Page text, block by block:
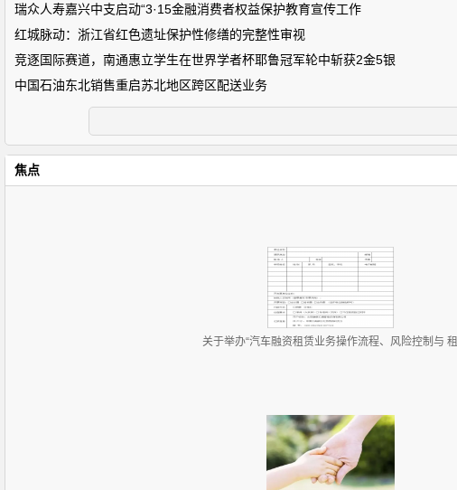
瑞众人寿嘉兴中支启动“3·15金融消费者权益保护教育宣传工作
红城脉动：浙江省红色遗址保护性修缮的完整性审视
竞逐国际赛道，南通惠立学生在世界学者杯耶鲁冠军轮中斩获2金5银
中国石油东北销售重启苏北地区跨区配送业务
焦点
关于举办“汽车融资租赁业务操作流程、风险控制与 租